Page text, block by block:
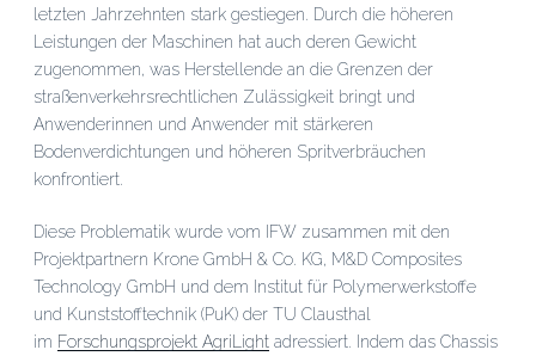
letzten Jahrzehnten stark gestiegen. Durch die höheren
Leistungen der Maschinen hat auch deren Gewicht
zugenommen, was Herstellende an die Grenzen der
straßenverkehrsrechtlichen Zulässigkeit bringt und
Anwenderinnen und Anwender mit stärkeren
Bodenverdichtungen und höheren Spritverbräuchen
konfrontiert.
Diese Problematik wurde vom IFW zusammen mit den
Projektpartnern Krone GmbH & Co. KG, M&D Composites
Technology GmbH und dem Institut für Polymerwerkstoffe
und Kunststofftechnik (PuK) der TU Clausthal
im Forschungsprojekt AgriLight adressiert. Indem das Chassis